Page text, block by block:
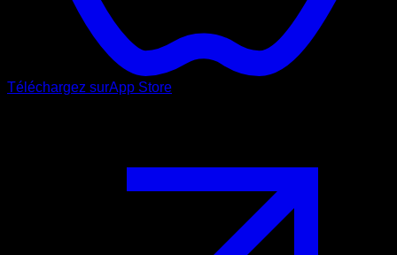
Téléchargez surApp Store